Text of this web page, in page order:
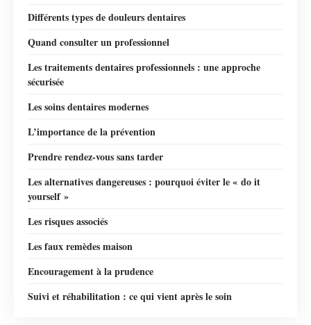
Différents types de douleurs dentaires
Quand consulter un professionnel
Les traitements dentaires professionnels : une approche
sécurisée
Les soins dentaires modernes
L’importance de la prévention
Prendre rendez-vous sans tarder
Les alternatives dangereuses : pourquoi éviter le « do it
yourself »
Les risques associés
Les faux remèdes maison
Encouragement à la prudence
Suivi et réhabilitation : ce qui vient après le soin